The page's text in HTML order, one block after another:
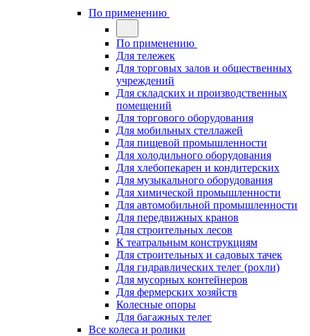
По применению
По применению
Для тележек
Для торговых залов и общественных
учреждений
Для складских и производственных
помещений
Для торгового оборудования
Для мобильных стеллажей
Для пищевой промышленности
Для холодильного оборудования
Для хлебопекарен и кондитерских
Для музыкального оборудования
Для химической промышленности
Для автомобильной промышленности
Для передвижных кранов
Для строительных лесов
К театральным конструкциям
Для строительных и садовых тачек
Для гидравлических телег (рохли)
Для мусорных контейнеров
Для фермерских хозяйств
Колесные опоры
Для багажных телег
Все колеса и ролики